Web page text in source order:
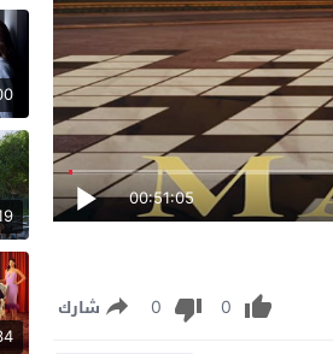
00:51:05
0
0 شارك